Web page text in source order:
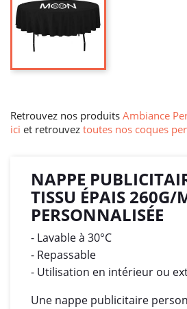
Retrouvez nos produits Ambiance
ici et retrouvez toutes nos coques
NAPPE
TISSU ÉPAIS 260G/
PERSONNALISÉE
- Lavable à 30°C
- Repassable
- Utilisation en intérieur ou
Une nappe publicitaire